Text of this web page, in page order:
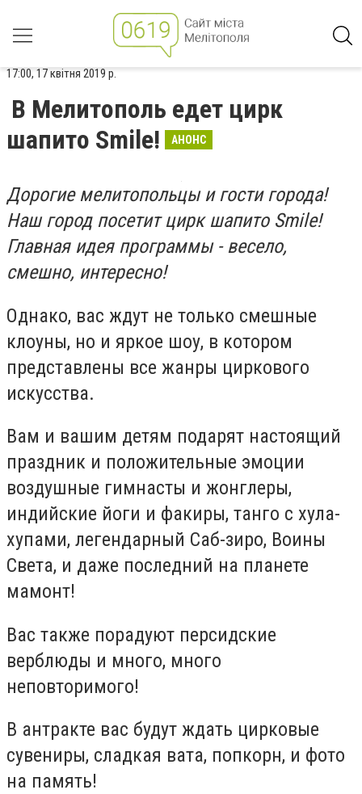
17:00, 17 квітня 2019 р.
В Мелитополь едет цирк
шапито Smile!
АНОНС
Дорогие мелитопольцы и гости города!
Наш город посетит цирк шапито Smile!
Главная идея программы - весело,
смешно, интересно!
Однако, вас ждут не только смешные
клоуны, но и яркое шоу, в котором
представлены все жанры циркового
искусства.
Вам и вашим детям подарят настоящий
праздник и положительные эмоции
воздушные гимнасты и жонглеры,
индийские йоги и факиры, танго с хула-
хупами, легендарный Саб-зиро, Воины
Света, и даже последний на планете
мамонт!
Вас также порадуют персидские
верблюды и много, много
неповторимого!
В антракте вас будут ждать цирковые
сувениры, сладкая вата, попкорн, и фото
на память!